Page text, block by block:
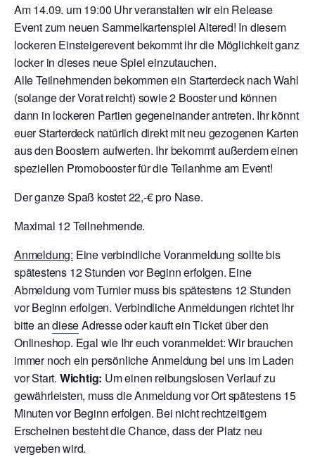
Am 14.09. um 19:00 Uhr veranstalten wir ein Release
Event zum neuen Sammelkartenspiel Altered! In diesem
lockeren Einsteigerevent bekommt ihr die Möglichkeit ganz
locker in dieses neue Spiel einzutauchen.
Alle Teilnehmenden bekommen ein Starterdeck nach Wahl
(solange der Vorat reicht) sowie 2 Booster und können
dann in lockeren Partien gegeneinander antreten. Ihr könnt
euer Starterdeck natürlich direkt mit neu gezogenen Karten
aus den Boostern aufwerten. Ihr bekommt außerdem einen
speziellen Promobooster für die Teilanhme am Event!
Der ganze Spaß kostet 22,-€ pro Nase.
Maximal 12 Teilnehmende.
Anmeldung: Eine verbindliche Voranmeldung sollte bis
spätestens 12 Stunden vor Beginn erfolgen. Eine
Abmeldung vom Turnier muss bis spätestens 12 Stunden
vor Beginn erfolgen. Verbindliche Anmeldungen richtet Ihr
bitte andieseAdresse oder kauft ein Ticket über den
Onlineshop. Egal wie Ihr euch voranmeldet: Wir brauchen
immer noch ein persönliche Anmeldung bei uns im Laden
vor Start. Wichtig: Um einen reibungslosen Verlauf zu
gewährleisten, muss die Anmeldung vor Ort spätestens 15
Minuten vor Beginn erfolgen. Bei nicht rechtzeitigem
Erscheinen besteht die Chance, dass der Platz neu
vergeben wird.